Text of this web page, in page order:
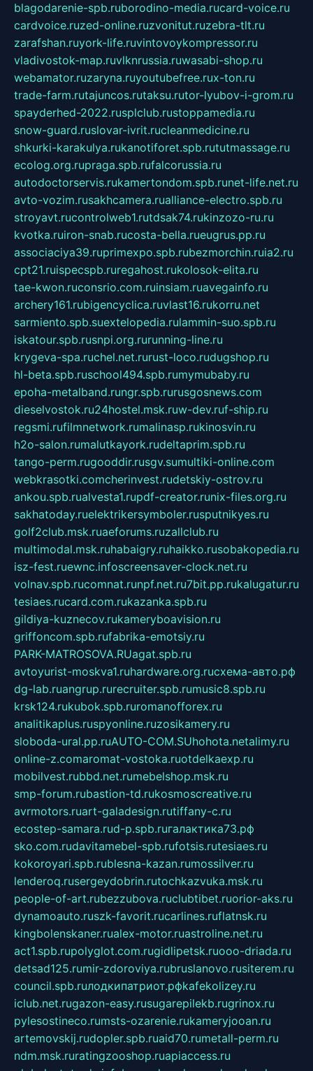
blagodarenie-spb.ruborodino-media.rucard-voice.ru
cardvoice.ruzed-online.ruzvonitut.ruzebra-tlt.ru
zarafshan.ruyork-life.ruvintovoykompressor.ru
vladivostok-map.ruvlknrussia.ruwasabi-shop.ru
webamator.ruzaryna.ruyoutubefree.rux-ton.ru
trade-farm.rutajuncos.rutaksu.rutor-lyubov-i-grom.ru
spayderhed-2022.rusplclub.rustoppamedia.ru
snow-guard.ruslovar-ivrit.rucleanmedicine.ru
shkurki-karakulya.rukanotiforet.spb.rututmassage.ru
ecolog.org.rupraga.spb.rufalcorussia.ru
autodoctorservis.rukamertondom.spb.runet-life.net.ru
avto-vozim.rusakhcamera.rualliance-electro.spb.ru
stroyavt.rucontrolweb1.rutdsak74.rukinzozo-ru.ru
kvotka.ruiron-snab.rucosta-bella.rueugrus.pp.ru
associaciya39.ruprimexpo.spb.rubezmorchin.ruia2.ru
cpt21.ruispecspb.ruregahost.rukolosok-elita.ru
tae-kwon.ruconsrio.com.ruinsiam.ruavegainfo.ru
archery161.rubigencyclica.ruvlast16.rukorru.net
sarmiento.spb.suextelopedia.rulammin-suo.spb.ru
iskatour.spb.rusnpi.org.rurunning-line.ru
krygeva-spa.ruchel.net.rurust-loco.rudugshop.ru
hl-beta.spb.ruschool494.spb.rumymubaby.ru
epoha-metalband.rungr.spb.rurusgosnews.com
dieselvostok.ru24hostel.msk.ruw-dev.ruf-ship.ru
regsmi.rufilmnetwork.rumalinasp.rukinosvin.ru
h2o-salon.rumalutkayork.rudeltaprim.spb.ru
tango-perm.rugooddir.rusgv.sumultiki-online.com
webkrasotki.comcherinvest.rudetskiy-ostrov.ru
ankou.spb.rualvesta1.rupdf-creator.runix-files.org.ru
sakhatoday.ruelektrikersymboler.rusputnikyes.ru
golf2club.msk.ruaeforums.ruzallclub.ru
multimodal.msk.ruhabaigry.ruhaikko.rusobakopedia.ru
isz-fest.ruewnc.infoscreensaver-clock.net.ru
volnav.spb.rucomnat.runpf.net.ru7bit.pp.rukalugatur.ru
tesiaes.rucard.com.rukazanka.spb.ru
gildiya-kuznecov.rukameryboavision.ru
griffoncom.spb.rufabrika-emotsiy.ru
PARK-MATROSOVA.RUagat.spb.ru
avtoyurist-moskva1.ruhardware.org.ruсхема-авто.рф
dg-lab.ruangrup.rurecruiter.spb.rumusic8.spb.ru
krsk124.rukubok.spb.ruromanofforex.ru
analitikaplus.ruspyonline.ruzosikamery.ru
sloboda-ural.pp.ruAUTO-COM.SUhohota.netalimy.ru
online-z.comaromat-vostoka.ruotdelkaexp.ru
mobilvest.rubbd.net.rumebelshop.msk.ru
smp-forum.rubastion-td.rukosmoscreative.ru
avrmotors.ruart-galadesign.rutiffany-c.ru
ecostep-samara.rud-p.spb.ruгалактика73.рф
sko.com.rudavitamebel-spb.rufotsis.rutesiaes.ru
kokoroyari.spb.rublesna-kazan.rumossilver.ru
lenderoq.rusergeydobrin.rutochkazvuka.msk.ru
people-of-art.rubezzubova.ruclubtibet.ruorior-aks.ru
dynamoauto.ruszk-favorit.rucarlines.ruflatnsk.ru
kingbolenskaner.rualex-motor.ruastroline.net.ru
act1.spb.rupolyglot.com.rugidlipetsk.ruooo-driada.ru
detsad125.rumir-zdoroviya.rubruslanovo.rusiterem.ru
council.spb.ruлодкипатриот.рфkafekolizey.ru
iclub.net.rugazon-easy.rusugarepilekb.rugrinox.ru
pylesostineco.rumsts-ozarenie.rukameryjooan.ru
artemovskij.rudopler.spb.ruaid70.rumetall-perm.ru
ndm.msk.ruratingzooshop.ruapiaccess.ru